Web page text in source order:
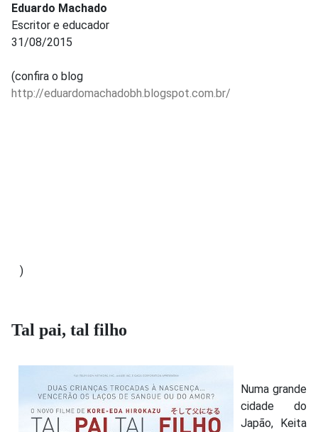
Eduardo Machado
Escritor e educador
31/08/2015
(confira o blog
http://eduardomachadobh.blogspot.com.br/
)
Tal pai, tal filho
Numa grande
cidade do
Japão, Keita